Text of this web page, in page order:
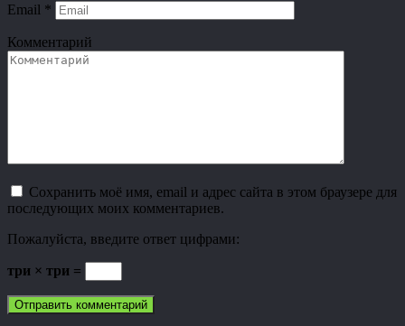
Email *
Комментарий
Сохранить моё имя, email и адрес сайта в этом браузере для
последующих моих комментариев.
Пожалуйста, введите ответ цифрами:
три × три =